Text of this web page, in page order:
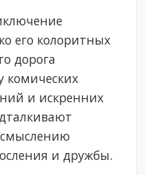
его колоритных
дорога
комических
и искренних
и дружбы.